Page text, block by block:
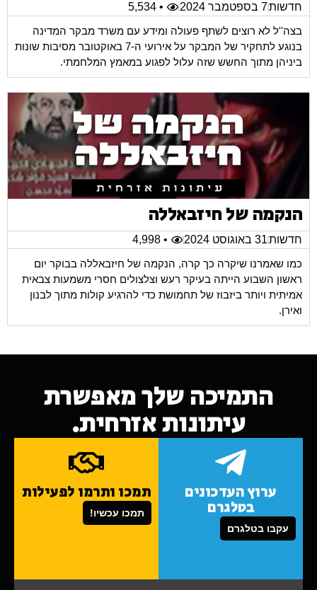
חדשות7 בספטמבר 2024
• 5,534
בצה''ל לא רוצים לשתף פעולה ומידע עם משרד מבקר המדינה
בנוגע לתחקיר של המבקר על אירועי ה-7 באוקטובר מסיבות שונות
ביניהן מתוך החשש שזה עלול לפגוע במאמץ המלחמתי.
הנקמה של חיזבאללה
חדשות31 באוגוסט 2024
• 4,998
כמו שאמרנו שיקרה כך קרה, הנקמה של חיזבאללה בבוקר יום
ראשון השבוע הייתה בעיקר רעש וצלצולים חסרי משמעות צבאית
אמיתית ויותר ביזבוז של תחמושת כדי להרגיע קולות מתוך לבנון
ואירן.
התמיכה שלך מאפשרת
עיתונות אזרחית.
ערוץ העדכונים
בטלגרם
עקבו בטלגרם
תמכו ותרמו לפעילות
תמכו עכשיו!